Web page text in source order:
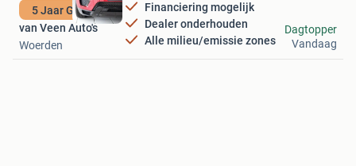
5 Jaar Garantie
Financiering mogelijk
Dealer onderhouden
Alle milieu/emissie zones
van Veen Auto's
Woerden
Dagtopper
Vandaag